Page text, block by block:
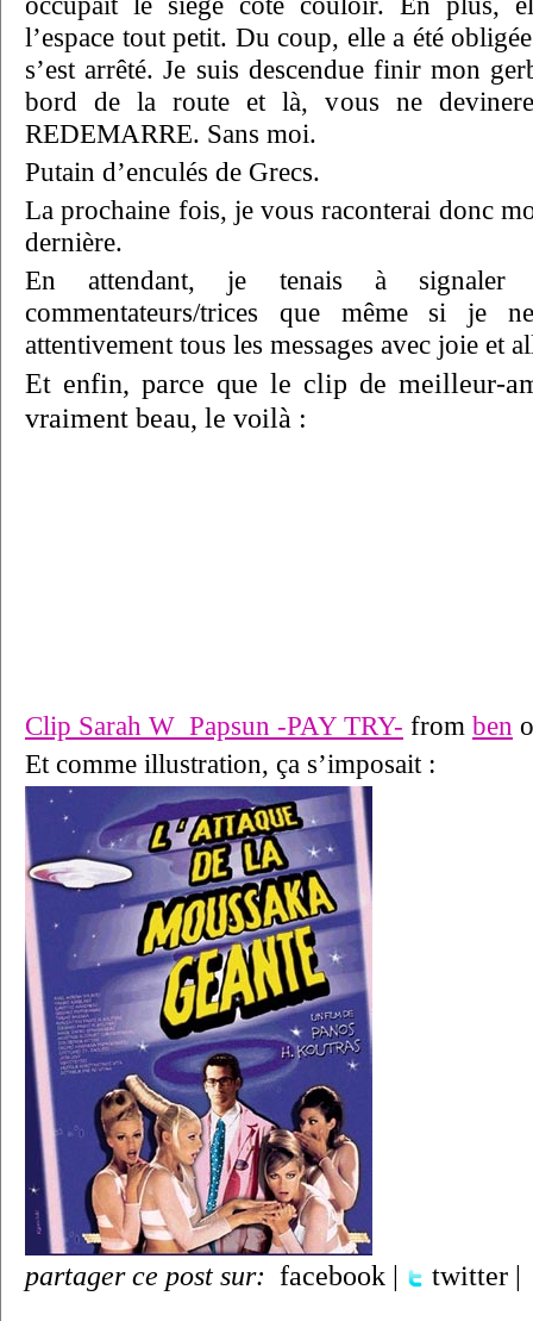
l’espace tout petit. Du coup, elle a été
s’est arrêté. Je suis descendue finir mon
bord de la route et là, vous ne
REDEMARRE. Sans moi.
Putain d’enculés de Grecs.
La prochaine fois, je vous raconterai donc
dernière.
En attendant, je tenais à
commentateurs/trices que même si je
attentivement tous les messages avec joie et
Et enfin, parce que le clip de meilleur-
vraiment beau, le voilà :
Clip Sarah W_Papsun -PAY TRY- from ben
Et comme illustration, ça s’imposait :
partager ce post sur: facebook | twitter |